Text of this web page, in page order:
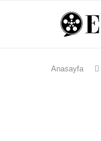
Anasayfa